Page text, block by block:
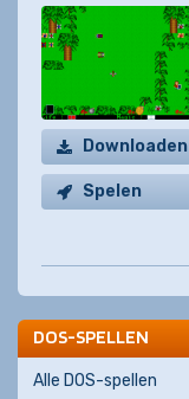
Downloaden
Spelen
DOS-SPELLEN
Alle DOS-spellen